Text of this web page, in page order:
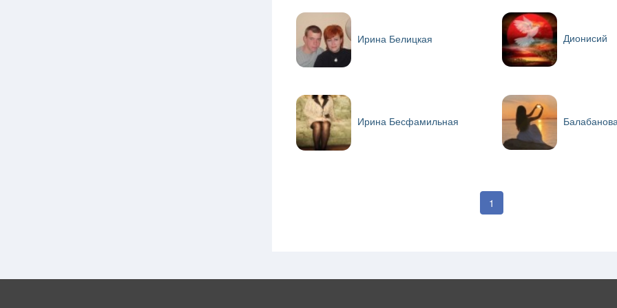
Ирина Белицкая Дионисий
Ирина Бесфамильная
1